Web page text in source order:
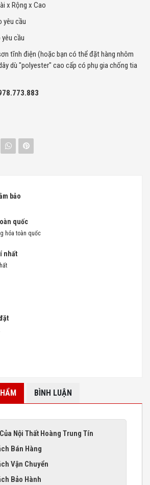
x Rộng x Cao
yêu cầu
cầu
tĩnh điện (hoặc bạn có thể đặt hàng nhôm
dù "polyester" cao cấp có phụ gia chống tia
bảo
quốc
hóa toàn quốc
nhất
BÌNH LUẬN
Nội Thất Hoàng Trung Tín
Bán Hàng
Vận Chuyển
Bảo Hành